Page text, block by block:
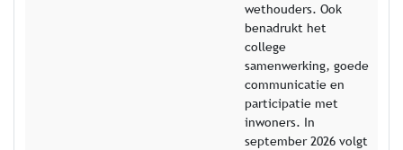
wethouders. Ook
benadrukt het
college
samenwerking, goede
communicatie en
participatie met
inwoners. In
september 2026 volgt